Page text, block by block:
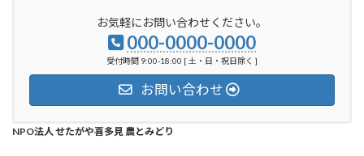
お気軽にお問い合わせください。
000-0000-0000
受付時間 9:00-18:00 [ 土・日・祝日除く ]
お問い合わせ
NPO法人 せたがや喜多見 農とみどり